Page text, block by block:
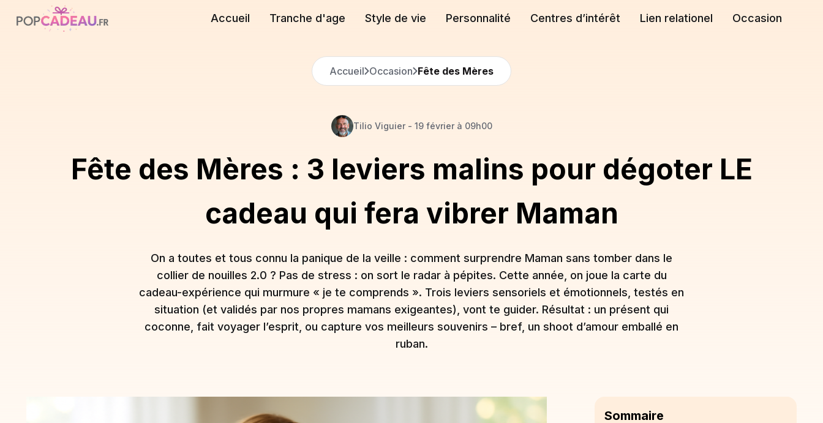
Accueil Tranche d'age Style de vie Personnalité Centres d’intérêt Lien relationel Occasion
Accueil Occasion Fête des Mères
Tilio Viguier - 19 février à 09h00
Fête des Mères : 3 leviers malins pour dégoter LE
cadeau qui fera vibrer Maman
On a toutes et tous connu la panique de la veille : comment surprendre Maman sans tomber dans le
collier de nouilles 2.0 ? Pas de stress : on sort le radar à pépites. Cette année, on joue la carte du
cadeau-expérience qui murmure « je te comprends ». Trois leviers sensoriels et émotionnels, testés en
situation (et validés par nos propres mamans exigeantes), vont te guider. Résultat : un présent qui
coconne, fait voyager l’esprit, ou capture vos meilleurs souvenirs – bref, un shoot d’amour emballé en
ruban.
Sommaire